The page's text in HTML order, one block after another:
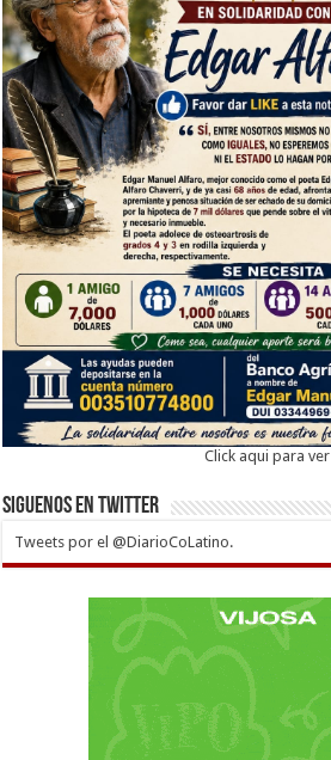
Click aqui para ver
Siguenos en twitter
Tweets por el @DiarioCoLatino.